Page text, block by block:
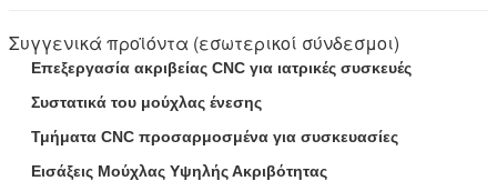
Συγγενικά προϊόντα (εσωτερικοί σύνδεσμοι)
Επεξεργασία ακριβείας CNC για ιατρικές συσκευές
Συστατικά του μούχλας ένεσης
Τμήματα CNC προσαρμοσμένα για συσκευασίες
Εισάξεις Μούχλας Υψηλής Ακριβότητας